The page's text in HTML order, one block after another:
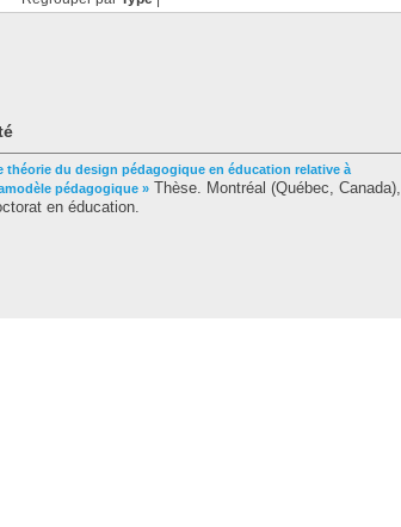
théorie du design pédagogique en éducation relative à
pédagogique » Thèse. Montréal (Québec, Canada),
en éducation.